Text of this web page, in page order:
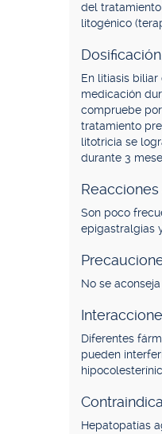
del
litogénico
Dosificación.
En litiasis
medicación
compruebe
tratamiento
litotricia se
durante 3
Reacciones
Son poco
epigastralgias
No se
Diferentes
pueden
Hepatopatías